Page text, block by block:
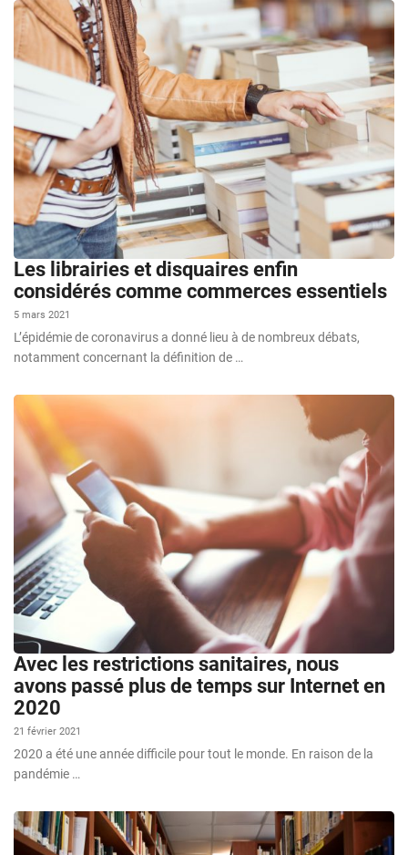
Les librairies et disquaires enfin
considérés comme commerces essentiels
5 mars 2021
L’épidémie de coronavirus a donné lieu à de nombreux débats,
notamment concernant la définition de …
Avec les restrictions sanitaires, nous
avons passé plus de temps sur Internet en
2020
21 février 2021
2020 a été une année difficile pour tout le monde. En raison de la
pandémie …